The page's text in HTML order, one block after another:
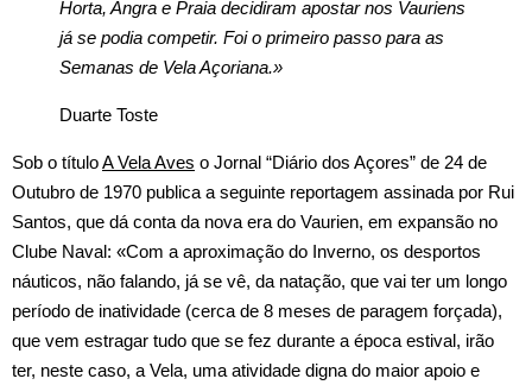
Horta, Angra e Praia decidiram apostar nos Vauriens
já se podia competir. Foi o primeiro passo para as
Semanas de Vela Açoriana.»
Duarte Toste
Sob o títuloA Vela Aves o Jornal “Diário dos Açores” de 24 de
Outubro de 1970 publica a seguinte reportagem assinada por Rui
Santos, que dá conta da nova era do Vaurien, em expansão no
Clube Naval: «Com a aproximação do Inverno, os desportos
náuticos, não falando, já se vê, da natação, que vai ter um longo
período de inatividade (cerca de 8 meses de paragem forçada),
que vem estragar tudo que se fez durante a época estival, irão
ter, neste caso, a Vela, uma atividade digna do maior apoio e